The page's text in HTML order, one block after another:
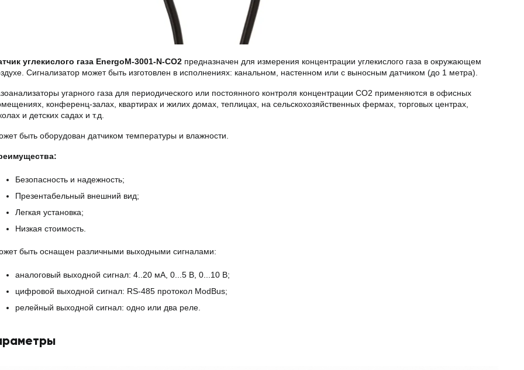
углекислого газа EnergoM-3001-N-CO2 предназначен для измерения концентрации углекислого газа в окружающем
Сигнализатор может быть изготовлен в исполнениях: канальном, настенном или с выносным датчиком (до 1 метра).
угарного газа для периодического или постоянного контроля концентрации CO2 применяются в офисных
конференц-залах, квартирах и жилих домах, теплицах, на сельскохозяйственных фермах, торговых центрах,
и детских садах и т.д.
быть оборудован датчиком температуры и влажности.
Безопасность и надежность;
Презентабельный внешний вид;
Легкая установка;
Низкая стоимость.
быть оснащен различными выходными сигналами:
аналоговый выходной сигнал: 4..20 мА, 0...5 В, 0...10 В;
цифровой выходной сигнал: RS-485 протокол ModBus;
релейный выходной сигнал: одно или два реле.